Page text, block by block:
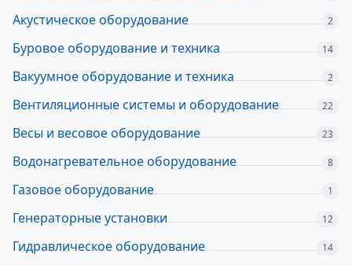
Акустическое оборудование 2
Буровое оборудование и техника 14
Вакуумное оборудование и техника 2
Вентиляционные системы и оборудование 22
Весы и весовое оборудование 23
Водонагревательное оборудование 8
Газовое оборудование 1
Генераторные установки 12
Гидравлическое оборудование 14